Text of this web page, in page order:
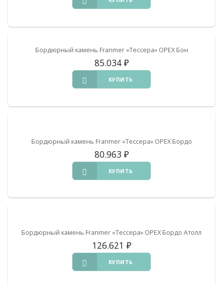
Бордюрный камень Franmer «Тессера» ОРЕХ Бон
85.034 ₽
КУПИТЬ
Бордюрный камень Franmer «Тессера» ОРЕХ Бордо
80.963 ₽
КУПИТЬ
Бордюрный камень Franmer «Тессера» ОРЕХ Бордо Атолл
126.621 ₽
КУПИТЬ